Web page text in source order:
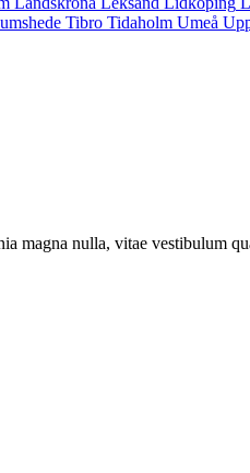
Tibro Tidaholm Umeå
magna nulla, vitae vestibulum